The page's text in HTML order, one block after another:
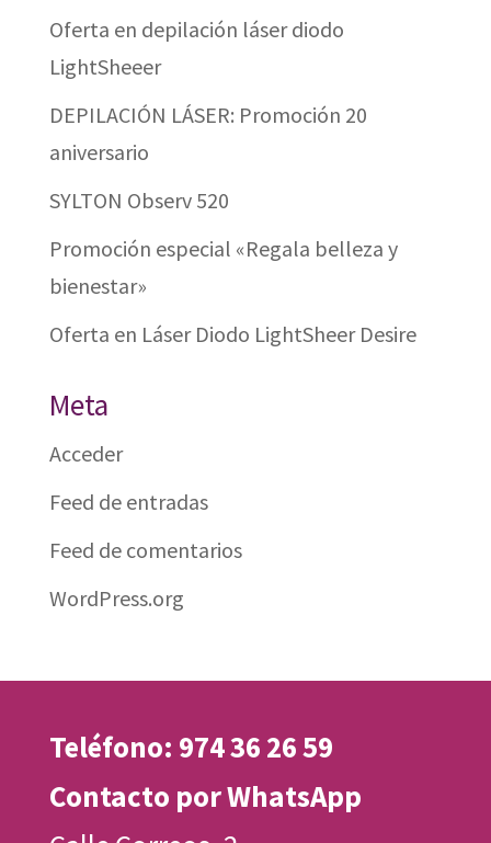
Oferta en depilación láser diodo
LightSheeer
DEPILACIÓN LÁSER: Promoción 20
aniversario
SYLTON Observ 520
Promoción especial «Regala belleza y
bienestar»
Oferta en Láser Diodo LightSheer Desire
Meta
Acceder
Feed de entradas
Feed de comentarios
WordPress.org
Teléfono: 974 36 26 59
Contacto por WhatsApp